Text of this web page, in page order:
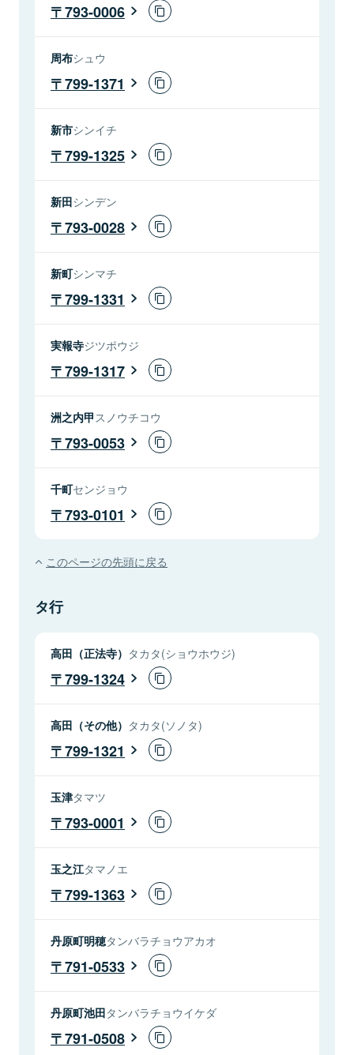
793-0006
周布シュウ
799-1371
新市シンイチ
799-1325
新田シンデン
793-0028
新町シンマチ
799-1331
実報寺ジツポウジ
799-1317
洲之内甲 スノウチコウ
793-0053
千町センジョウ
793-0101
このページの先頭に戻る
タ行
高田（正法寺） タカタ(ショウホウジ)
799-1324
高田（その他） タカタ(ソノタ)
799-1321
玉津タマツ
793-0001
玉之江タマノエ
799-1363
丹原町明穂タンバラチョウアカオ
791-0533
丹原町池田タンバラチョウイケダ
791-0508